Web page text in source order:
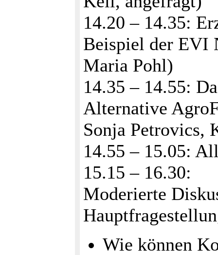
14.20 – 14.35:
Beispiel der EVI
Maria Pohl)
14.35 – 14.55:
Alternative
Sonja Petrovics,
14.55 – 15.05:
15.15 – 16.30:
Moderierte
Wie können